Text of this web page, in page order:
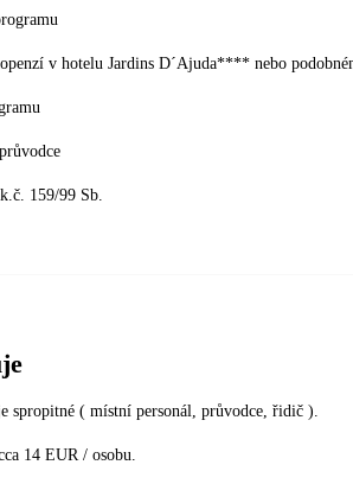
v hotelu Jardins D´Ajuda**** nebo
159/99 Sb.
spropitné ( místní personál, průvodce, řidič ).
14 EUR / osobu.